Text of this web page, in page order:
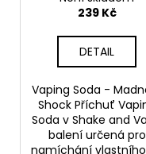
239 Kč
DETAIL
Vaping Soda -
Shock Příchuť
Soda v Shake and
balení určená pro
namíchání